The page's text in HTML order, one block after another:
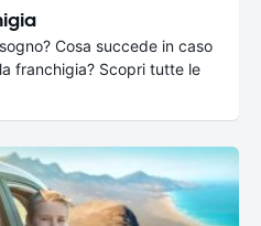
Cosa succede in caso
franchigia? Scopri tutte le